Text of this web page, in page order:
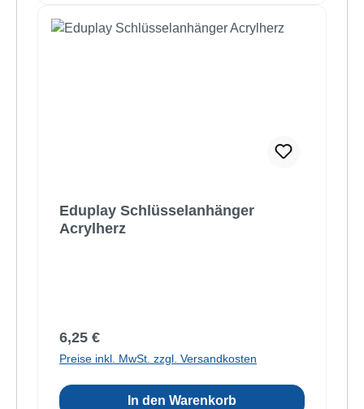
Eduplay Schlüsselanhänger
Acrylherz
Regulärer Preis:
6,25 €
Preise inkl. MwSt. zzgl. Versandkosten
In den Warenkorb